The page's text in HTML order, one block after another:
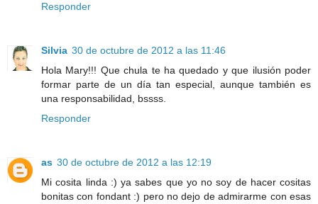
Responder
Silvia 30 de octubre de 2012 a las 11:46
Hola Mary!!! Que chula te ha quedado y que ilusión poder
formar parte de un día tan especial, aunque también es
una responsabilidad, bssss.
Responder
as 30 de octubre de 2012 a las 12:19
Mi cosita linda :) ya sabes que yo no soy de hacer cositas
bonitas con fondant :) pero no dejo de admirarme con esas